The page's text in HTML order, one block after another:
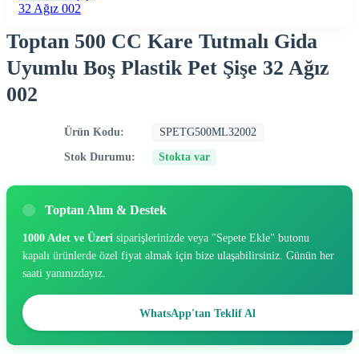
Toptan 500 CC Kare Tutmalı Gida
Uyumlu Boş Plastik Pet Şişe 32 Ağız
002
Ürün Kodu: SPETG500ML32002
Stok Durumu: Stokta var
Toptan Alım & Destek
1000 Adet ve Üzeri siparişlerinizde veya "Sepete Ekle" butonu
kapalı ürünlerde özel fiyat almak için bize ulaşabilirsiniz. Günün her
saati yanınızdayız.
WhatsApp'tan Teklif Al